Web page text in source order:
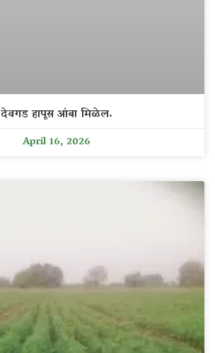
देवगड हापूस आंबा मिळेल.
April 16, 2026